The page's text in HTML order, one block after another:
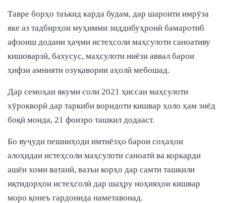
Тавре борҳо таъкид карда будам, дар шароити имрӯза
яке аз тадбирҳои муҳимми зиддибуҳронӣ бамаротиб
афзоиш додани ҳаҷми истеҳсоли маҳсулоти саноативу
кишоварзӣ, бахусус, маҳсулоти ниёзи аввал барои
ҳифзи амнияти озуқавории аҳолӣ мебошад.
Дар семоҳаи якуми соли 2021 ҳиссаи маҳсулоти
хӯрокворӣ дар таркиби воридоти кишвар ҳоло ҳам зиёд
боқӣ монда, 21 фоизро ташкил додааст.
Бо вуҷуди пешниҳоди имтиёзҳо барои соҳаҳои
алоҳидаи истеҳсоли маҳсулоти саноатӣ ва коркарди
ашёи хоми ватанӣ, вазъи корҳо дар самти ташкили
иқтидорҳои истеҳсолӣ дар шаҳру ноҳияҳои кишвар
моро қонеъ гардонида наметавонад.